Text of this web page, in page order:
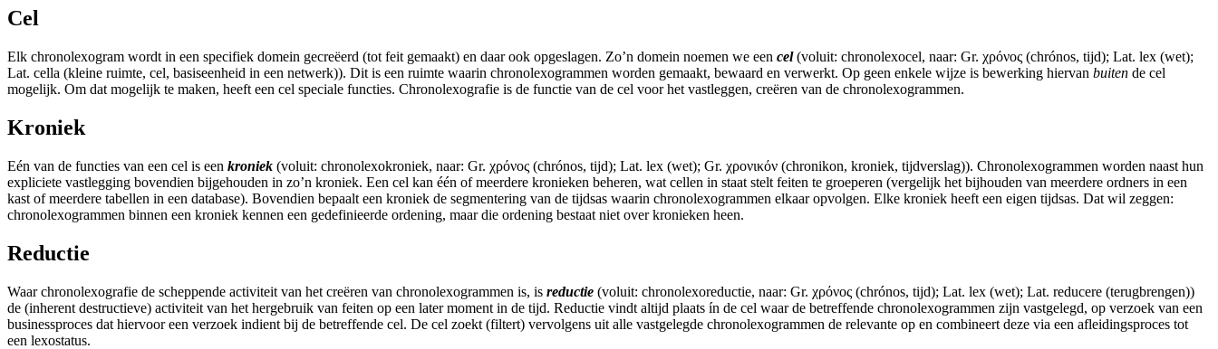
Cel
Elk chronolexogram wordt in een specifiek domein gecreëerd (tot feit gemaakt) en daar ook opgeslagen. Zo’n domein noemen we een cel(voluit: chronolexocel, naar: Gr. χρόνος (chrónos, tijd); Lat. lex (wet);
Lat. cella (kleine ruimte, cel, basiseenheid in een netwerk)). Dit is een ruimte waarin chronolexogrammen worden gemaakt, bewaard en verwerkt. Op geen enkele wijze is bewerking hiervan buiten de cel
mogelijk. Om dat mogelijk te maken, heeft een cel speciale functies. Chronolexografie is de functie van de cel voor het vastleggen, creëren van de chronolexogrammen.
Kroniek
Eén van de functies van een cel is een kroniek (voluit: chronolexokroniek, naar: Gr. χρόνος (chrónos, tijd); Lat. lex (wet); Gr. χρονικόν (chronikon, kroniek, tijdverslag)). Chronolexogrammen worden naast hun
expliciete vastlegging bovendien bijgehouden in zo’n kroniek. Een cel kan één of meerdere kronieken beheren, wat cellen in staat stelt feiten te groeperen (vergelijk het bijhouden van meerdere ordners in een
kast of meerdere tabellen in een database). Bovendien bepaalt een kroniek de segmentering van de tijdsas waarin chronolexogrammen elkaar opvolgen. Elke kroniek heeft een eigen tijdsas. Dat wil zeggen:
chronolexogrammen binnen een kroniek kennen een gedefinieerde ordening, maar die ordening bestaat niet overkronieken heen.
Reductie
Waarchronolexografie de scheppende activiteit van het creëren van chronolexogrammen is, is reductie (voluit: chronolexoreductie, naar: Gr. χρόνος (chrónos, tijd); Lat. lex (wet); Lat. reducere (terugbrengen))
de (inherent destructieve) activiteit van het hergebruik van feiten op een later moment in de tijd. Reductie vindt altijd plaats ín de cel waar de betreffende chronolexogrammen zijn vastgelegd, op verzoek van een
businessproces dat hiervoor een verzoek indient bij de betreffende cel. De cel zoekt (filtert) vervolgens uit alle vastgelegde chronolexogrammen de relevante op en combineert deze via een afleidingsproces tot
een lexostatus.